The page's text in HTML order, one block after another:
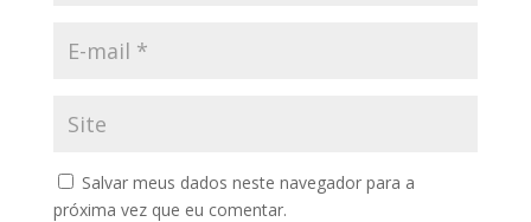
Salvar meus dados neste navegador para a
próxima vez que eu comentar.